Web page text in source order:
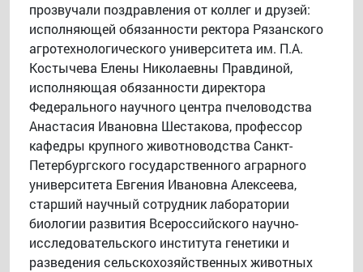
прозвучали поздравления от коллег и друзей:
исполняющей обязанности ректора Рязанского
агротехнологического университета им. П.А.
Костычева Елены Николаевны Правдиной,
исполняющая обязанности директора
Федерального научного центра пчеловодства
Анастасия Ивановна Шестакова, профессор
кафедры крупного животноводства Санкт-
Петербургского государственного аграрного
университета Евгения Ивановна Алексеева,
старший научный сотрудник лаборатории
биологии развития Всероссийского научно-
исследовательского института генетики и
разведения сельскохозяйственных животных